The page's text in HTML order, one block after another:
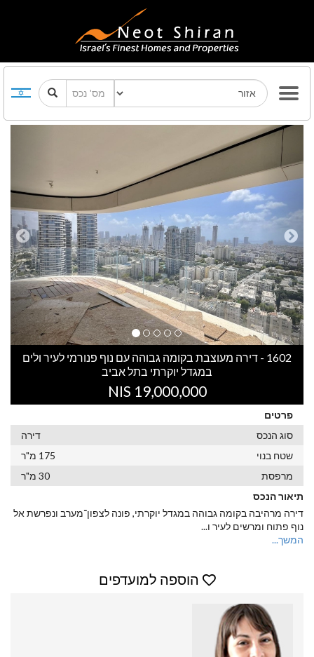
Previous Next
1602 - דירה מעוצבת בקומה גבוהה עם נוף פנורמי לעיר ולים
במגדל יוקרתי בתל אביב
19,000,000 NIS
פרטים
סוג הנכס
דירה
שטח בנוי
175 מ"ר
מרפסת
30 מ"ר
תיאור הנכס
דירה מרהיבה בקומה גבוהה במגדל יוקרתי, פונה לצפון־מערב ונפרשת אל
נוף פתוח ומרשים לעיר ו...
המשך...
הוספה למועדפים